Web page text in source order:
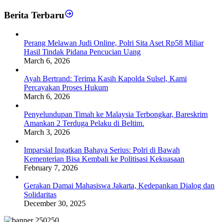
Berita Terbaru
Perang Melawan Judi Online, Polri Sita Aset Rp58 Miliar
Hasil Tindak Pidana Pencucian Uang
March 6, 2026
Ayah Bertrand: Terima Kasih Kapolda Sulsel, Kami
Percayakan Proses Hukum
March 6, 2026
Penyelundupan Timah ke Malaysia Terbongkar, Bareskrim
Amankan 2 Terduga Pelaku di Beltim.
March 3, 2026
Imparsial Ingatkan Bahaya Serius: Polri di Bawah
Kementerian Bisa Kembali ke Politisasi Kekuasaan
February 7, 2026
Gerakan Damai Mahasiswa Jakarta, Kedepankan Dialog dan
Solidaritas
December 30, 2025